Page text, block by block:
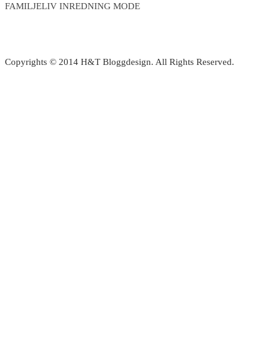
FAMILJELIV INREDNING MODE
Copyrights © 2014 H&T Bloggdesign. All Rights Reserved.